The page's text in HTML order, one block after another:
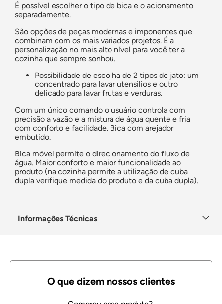
É possível escolher o tipo de bica e o acionamento
separadamente.
São opções de peças modernas e imponentes que
combinam com os mais variados projetos. É a
personalização no mais alto nível para você ter a
cozinha que sempre sonhou.
Possibilidade de escolha de 2 tipos de jato: um
concentrado para lavar utensilios e outro
delicado para lavar frutas e verduras.
Com um único comando o usuário controla com
precisão a vazão e a mistura de água quente e fria
com conforto e facilidade. Bica com arejador
embutido.
Bica móvel permite o direcionamento do fluxo de
água. Maior conforto e maior funcionalidade ao
produto (na cozinha permite a utilização de cuba
dupla verifique medida do produto e da cuba dupla).
Informações Técnicas